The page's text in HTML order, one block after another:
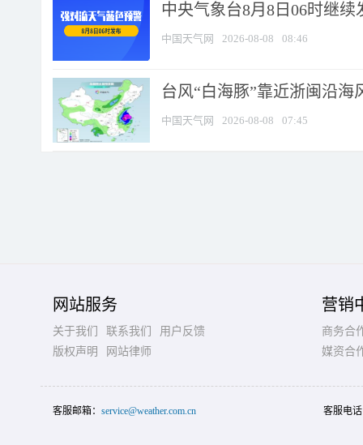
中央气象台8月8日06时继
中国天气网 2026-08-08 08:46
台风“白海豚”靠近浙闽沿
中国天气网 2026-08-08 07:45
网站服务
关于我们 联系我们
用户反馈
版权声明
网站律师
营销
商务合
媒资合
客服邮箱： service@weather.com.cn 客服电